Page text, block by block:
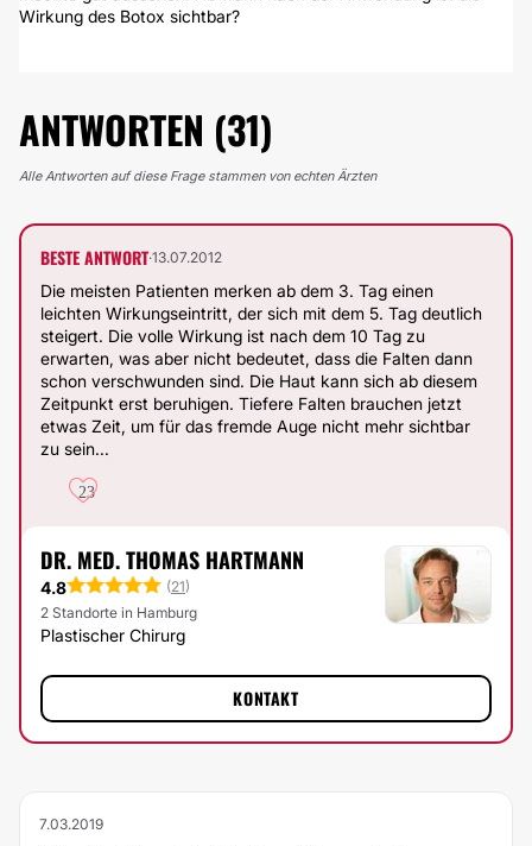
Wirkung des Botox sichtbar?
ANTWORTEN (31)
Alle Antworten auf diese Frage stammen von echten Ärzten
BESTE ANTWORT·13.07.2012
Die meisten Patienten merken ab dem 3. Tag einen
leichten Wirkungseintritt, der sich mit dem 5. Tag deutlich
steigert. Die volle Wirkung ist nach dem 10 Tag zu
erwarten, was aber nicht bedeutet, dass die Falten dann
schon verschwunden sind. Die Haut kann sich ab diesem
Zeitpunkt erst beruhigen. Tiefere Falten brauchen jetzt
etwas Zeit, um für das fremde Auge nicht mehr sichtbar
zu sein...
23
DR. MED. THOMAS HARTMANN
4.8 (21)
2 Standorte in Hamburg
Plastischer Chirurg
KONTAKT
7.03.2019